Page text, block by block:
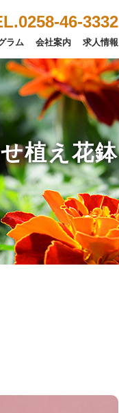
46-3332
ラム 会社案内 求人情報
植え花鉢